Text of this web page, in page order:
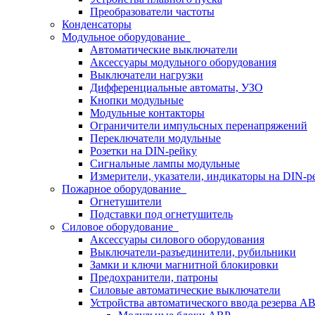
Преобразователи частоты
Конденсаторы
Модульное оборудование
Автоматические выключатели
Аксессуары модульного оборудования
Выключатели нагрузки
Дифференциальные автоматы, УЗО
Кнопки модульные
Модульные контакторы
Ограничители импульсных перенапряжений
Переключатели модульные
Розетки на DIN-рейку
Сигнальные лампы модульные
Измерители, указатели, индикаторы на DIN-
Пожарное оборудование
Огнетушители
Подставки под огнетушитель
Силовое оборудование
Аксессуары силового оборудования
Выключатели-разъединители, рубильники
Замки и ключи магнитной блокировки
Предохранители, патроны
Силовые автоматические выключатели
Устройства автоматического ввода резерва